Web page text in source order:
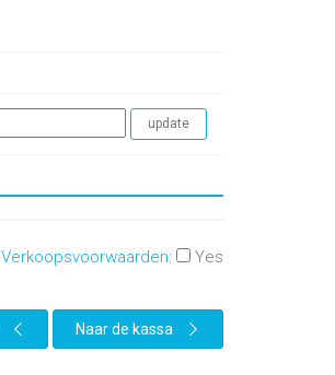
Verkoopsvoorwaarden: Yes
Naar de kassa